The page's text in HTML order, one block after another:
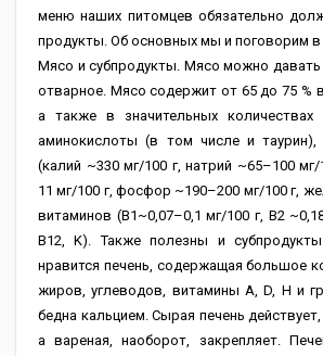
меню наших питомцев обязательно
продукты. Об основных мы и поговорим в
Мясо и субпродукты. Мясо можно давать
отварное. Мясо содержит от 65 до 75 %
а также в значительных количествах
аминокислоты (в том числе и таурин),
(калий ~330 мг/100 г, натрий ~65–100
11 мг/100 г, фосфор ~190–200 мг/100 г,
витаминов (B1~0,07–0,1 мг/100 г, B2
B12, K). Также полезны и
нравится печень, содержащая большое
жиров, углеводов, витамины A, D, H и
бедна кальцием. Сырая печень
а вареная, наоборот, закрепляет.